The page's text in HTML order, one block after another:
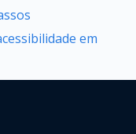
em